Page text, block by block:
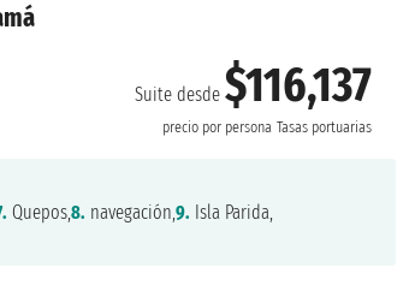
Suite desde$116,137
precio por persona Tasas portuarias
Quepos,8. navegación,9. Isla Parida,